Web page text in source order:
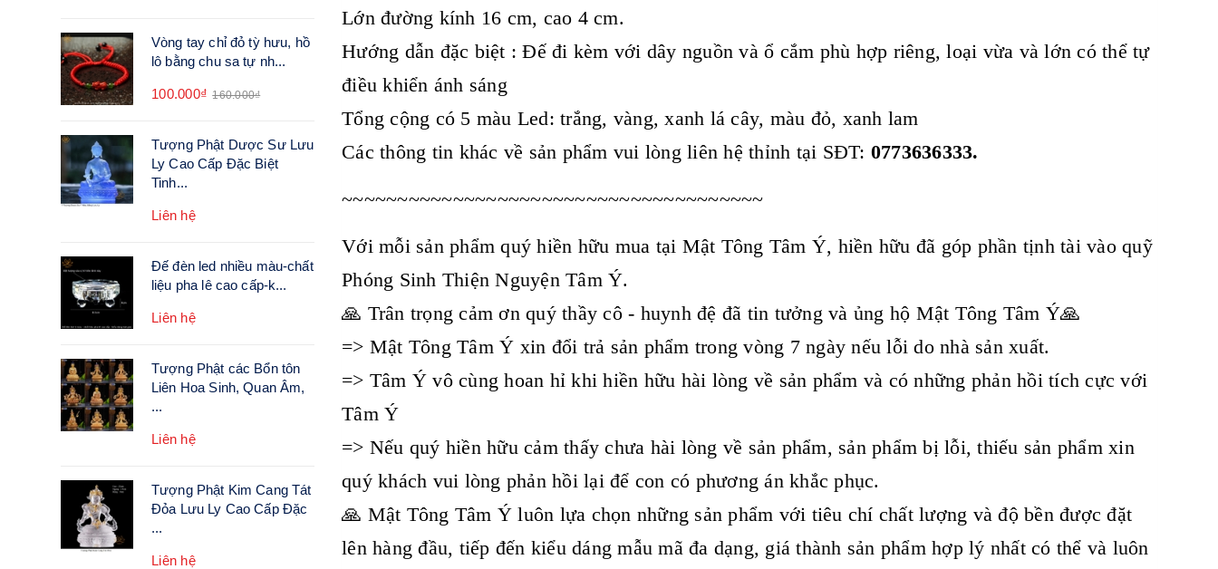
Vòng tay chỉ đỏ tỳ hưu, hồ
lô bằng chu sa tự nh...
100.000₫ 160.000₫
Tượng Phật Dược Sư Lưu
Ly Cao Cấp Đặc Biệt
Tinh...
Liên hệ
Đế đèn led nhiều màu-chất
liệu pha lê cao cấp-k...
Liên hệ
Tượng Phật các Bổn tôn
Liên Hoa Sinh, Quan Âm,
...
Liên hệ
Tượng Phật Kim Cang Tát
Đỏa Lưu Ly Cao Cấp Đặc
...
Liên hệ
Lớn đường kính 16 cm, cao 4 cm.
Hướng dẫn đặc biệt : Đế đi kèm với dây nguồn và ổ cắm phù hợp riêng, loại vừa và lớn có thể tự
điều khiển ánh sáng
Tổng cộng có 5 màu Led: trắng, vàng, xanh lá cây, màu đỏ, xanh lam
Các thông tin khác về sản phẩm vui lòng liên hệ thỉnh tại SĐT: 0773636333.
~~~~~~~~~~~~~~~~~~~~~~~~~~~~~~~~~~~~~~
Với mỗi sản phẩm quý hiền hữu mua tại Mật Tông Tâm Ý, hiền hữu đã góp phần tịnh tài vào quỹ
Phóng Sinh Thiện Nguyện Tâm Ý.
🙏 Trân trọng cảm ơn quý thầy cô - huynh đệ đã tin tưởng và ủng hộ Mật Tông Tâm Ý🙏
=> Mật Tông Tâm Ý xin đổi trả sản phẩm trong vòng 7 ngày nếu lỗi do nhà sản xuất.
=> Tâm Ý vô cùng hoan hỉ khi hiền hữu hài lòng về sản phẩm và có những phản hồi tích cực với
Tâm Ý
=> Nếu quý hiền hữu cảm thấy chưa hài lòng về sản phẩm, sản phẩm bị lỗi, thiếu sản phẩm xin
quý khách vui lòng phản hồi lại để con có phương án khắc phục.
🙏 Mật Tông Tâm Ý luôn lựa chọn những sản phẩm với tiêu chí chất lượng và độ bền được đặt
lên hàng đầu, tiếp đến kiểu dáng mẫu mã đa dạng, giá thành sản phẩm hợp lý nhất có thể và luôn